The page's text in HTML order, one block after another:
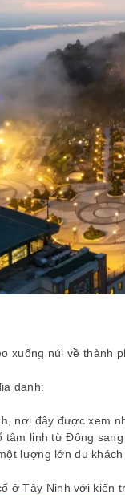
xuống núi về thành
danh:
, nơi đây được xem
tâm linhtừ Đông
lượng lớn du
ở Tây Ninh với kiến